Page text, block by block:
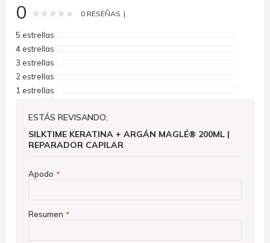
0 Rating: % of100
0 RESEÑAS
5 estrellas
4 estrellas
3 estrellas
2 estrellas
1 estrellas
ESTÁS REVISANDO:
SILKTIME KERATINA + ARGÁN MAGLÉ® 200ML |
REPARADOR CAPILAR
Apodo
Resumen